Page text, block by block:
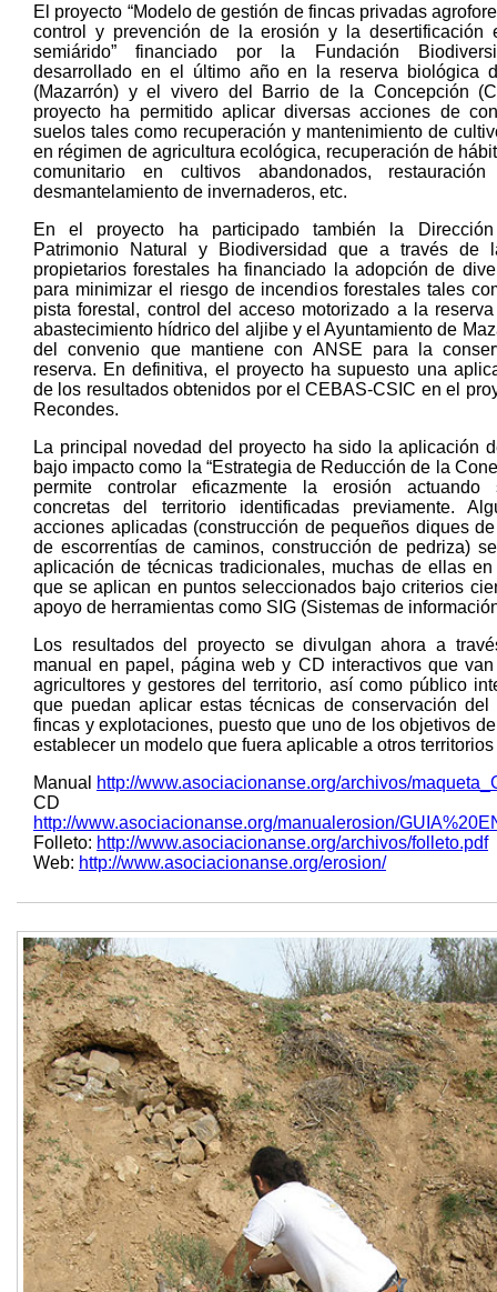
El proyecto “Modelo de gestión de fincas privadas
control y prevención de la erosión y la desertificación
semiárido” financiado por la Fundación
desarrollado en el último año en la reserva biológica
(Mazarrón) y el vivero del Barrio de la Concepción
proyecto ha permitido aplicar diversas acciones de
suelos tales como recuperación y mantenimiento de
en régimen de agricultura ecológica, recuperación de
comunitario en cultivos abandonados,
desmantelamiento de invernaderos, etc.
En el proyecto ha participado también la
Patrimonio Natural y Biodiversidad que a través de
propietarios forestales ha financiado la adopción de
para minimizar el riesgo de incendios forestales tales
pista forestal, control del acceso motorizado a la
abastecimiento hídrico del aljibe y el Ayuntamiento de
del convenio que mantiene con ANSE para la
reserva. En definitiva, el proyecto ha supuesto una
de los resultados obtenidos por el CEBAS-CSIC en el
Recondes.
La principal novedad del proyecto ha sido la aplicación
bajo impacto como la “Estrategia de Reducción de la
permite controlar eficazmente la erosión actuando
concretas del territorio identificadas previamente.
acciones aplicadas (construcción de pequeños diques
de escorrentías de caminos, construcción de pedriza)
aplicación de técnicas tradicionales, muchas de ellas
que se aplican en puntos seleccionados bajo criterios
apoyo de herramientas como SIG (Sistemas de
Los resultados del proyecto se divulgan ahora a
manual en papel, página web y CD interactivos que
agricultores y gestores del territorio, así como público
que puedan aplicar estas técnicas de conservación
fincas y explotaciones, puesto que uno de los objetivos
establecer un modelo que fuera aplicable a otros
Manual
http://www.asociacionanse.org/archivos/
CD
http://www.asociacionanse.org/manualerosion/
Folleto: http://www.asociacionanse.org/archivos/folleto.pdf
Web: http://www.asociacionanse.org/erosion/